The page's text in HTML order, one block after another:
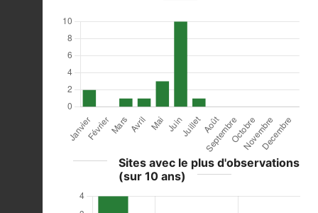
Sites avec le plus d'observations
(sur 10 ans)